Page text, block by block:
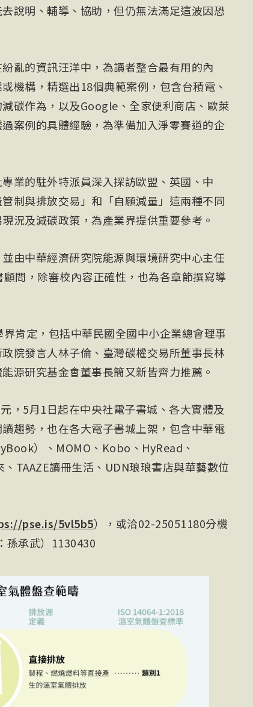
說明、輔導、協助，但仍無法滿足這波因恐
亂的資訊汪洋中，為讀者整合最有用的內
機構，精選出18個典範案例，包含台積電、
碳作為，以及Google、全家便利商店、歐萊
案例的具體經驗，為準備加入淨零賽道的企
業的駐外特派員深入探訪歐盟、英國、中
制與排放交易」和「自願減量」這兩種不同
況及減碳政策，為產業界提供重要參考。
由中華經濟研究院能源與環境研究中心主任
問，除審校內容正確性，也為各章節撰寫導
界肯定，包括中華民國全國中小企業總會理事
院發言人林子倫 、臺灣碳權交易所董事長林
能源研究基金會董事長簡又新皆齊力推薦。
，5月1日起在中央社電子書城、各大實體及
趨勢，也在各大電子書城上架，包含中華電
）、MOMO、Kobo、HyRead、
TAAZE讀冊生活、UDN琅琅書店與華藝數位
pse.is/5vl5b5），或洽02-25051180分機
孫承武）1130430